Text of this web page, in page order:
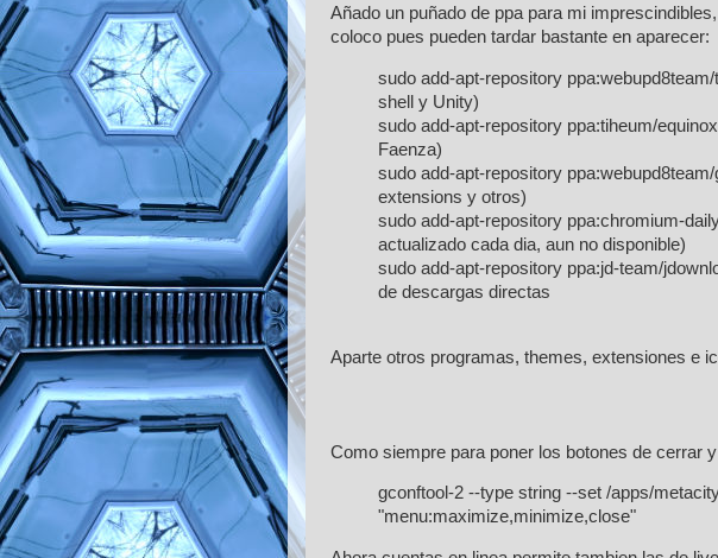
Añado un puñado de ppa para mi
coloco pues pueden tardar bastante en aparecer:
sudo add-apt-repository
shell y Unity)
sudo add-apt-repository ppa:tiheum/
Faenza)
sudo add-apt-repository
extensions y otros)
sudo add-apt-repository ppa:chromium-
actualizado cada dia, aun no disponible)
sudo add-apt-repository ppa:jd-team/
de descargas directas
Aparte otros programas, themes, extensiones e
Como siempre para poner los botones de cerrar
gconftool-2 --type string --set /apps/
"menu:maximize,minimize,close"